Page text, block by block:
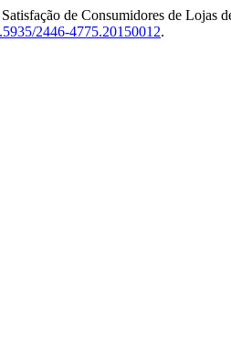
de Consumidores de
2446-4775.20150012.